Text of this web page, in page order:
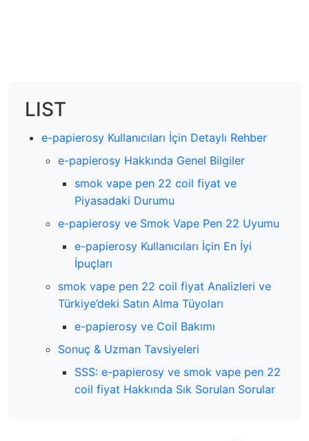
LIST
e-papierosy Kullanıcıları İçin Detaylı Rehber
e-papierosy Hakkında Genel Bilgiler
smok vape pen 22 coil fiyat ve
Piyasadaki Durumu
e-papierosy ve Smok Vape Pen 22 Uyumu
e-papierosy Kullanıcıları İçin En İyi
İpuçları
smok vape pen 22 coil fiyat Analizleri ve
Türkiye’deki Satın Alma Tüyoları
e-papierosy ve Coil Bakımı
Sonuç & Uzman Tavsiyeleri
SSS: e-papierosy ve smok vape pen 22
coil fiyat Hakkında Sık Sorulan Sorular